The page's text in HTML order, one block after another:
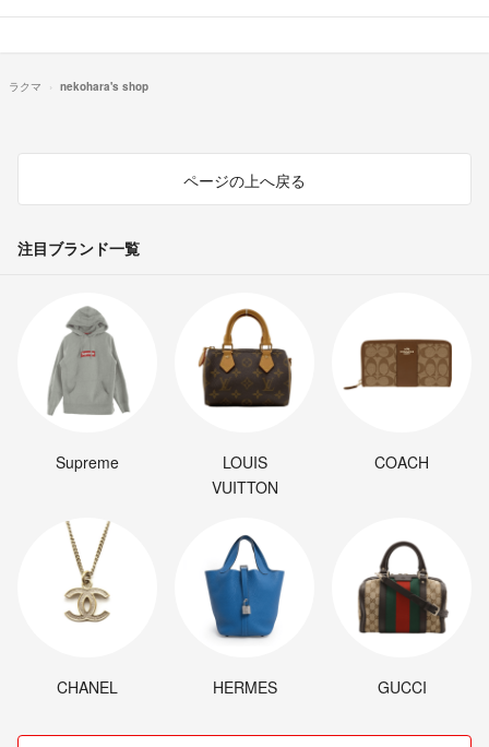
ラクマ nekohara's shop
ページの上へ戻る
注目ブランド一覧
Supreme
LOUIS
VUITTON
COACH
CHANEL HERMES GUCCI